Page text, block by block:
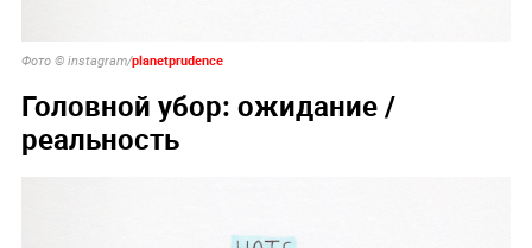
Фото © instagram/planetprudence
Головной убор: ожидание /
реальность